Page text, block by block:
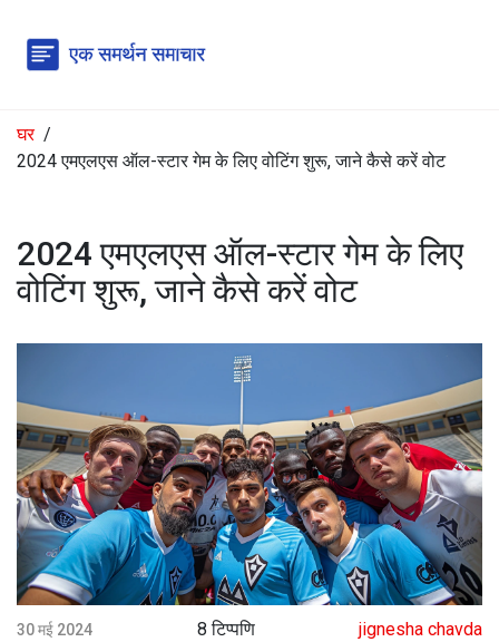
घर
2024 एमएलएस ऑल-स्टार गेम के लिए वोटिंग शुरू, जाने कैसे करें वोट
2024 एमएलएस ऑल-स्टार गेम के लिए
वोटिंग शुरू, जाने कैसे करें वोट
30 मई 2024 8 टिप्पणि jignesha chavda